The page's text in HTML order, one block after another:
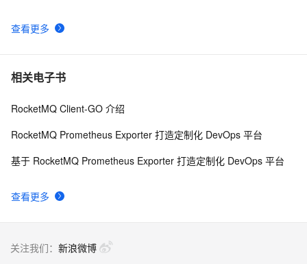
查看更多
相关电子书
查看更多
RocketMQ Client-GO 介绍
RocketMQ Prometheus Exporter 打造定制化 DevOps 平台
基于 RocketMQ Prometheus Exporter 打造定制化 DevOps 平台
关注我们： 新浪微博